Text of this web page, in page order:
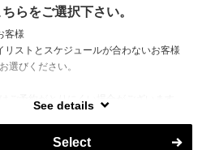
らをご選択下さい。
客様
リストとスケジュールが合わないお客様
選びください。
ご予約がとりにくい場合がございます。
See details
Select